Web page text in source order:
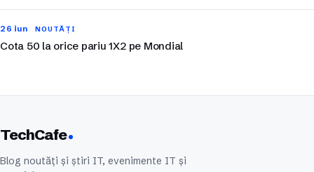
26 iun NOUTĂȚI
Cota 50 la orice pariu 1X2 pe Mondial
TechCafe
Blog noutăți și știri IT, evenimente IT și